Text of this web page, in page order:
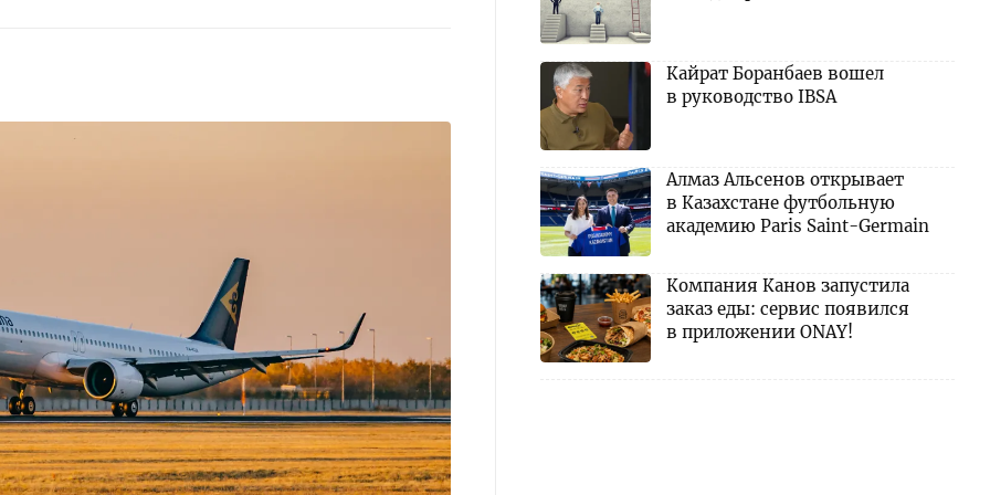
Кайрат Боранбаев вошел
в руководство IBSA
Алмаз Альсенов открывает
в Казахстане футбольную
академию Paris Saint-Germain
Компания Канов запустила
заказ еды: сервис появился
в приложении ONAY!